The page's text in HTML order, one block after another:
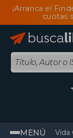
¡Arranca el
cuotas
MENÚ Vida